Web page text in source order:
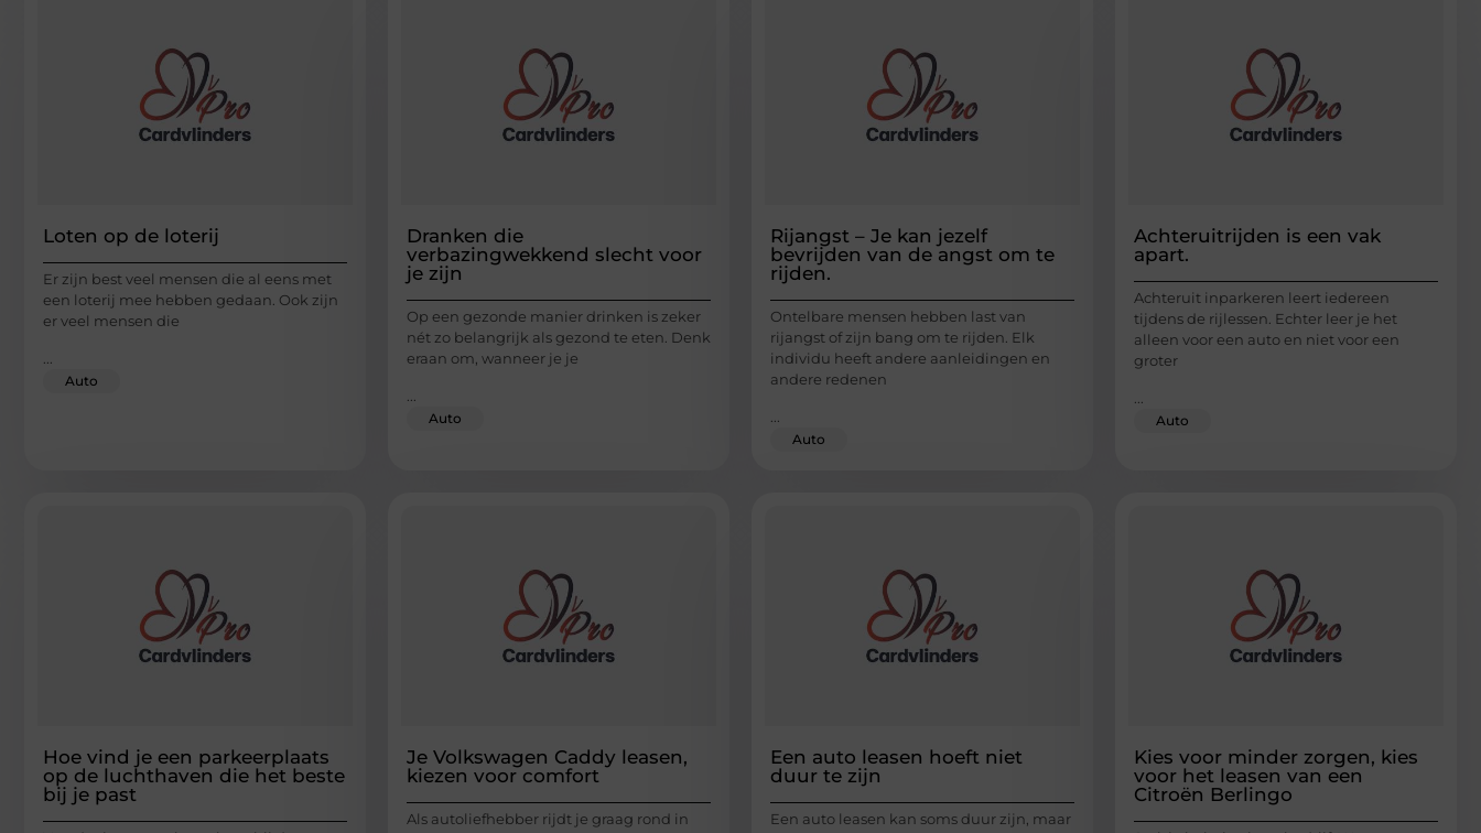
Loten op de loterij
Er zijn best veel mensen die al eens met
een loterij mee hebben gedaan. Ook zijn
er veel mensen die
Auto
Dranken die
verbazingwekkend slecht voor
je zijn
Op een gezonde manier drinken is zeker
nét zo belangrijk als gezond te eten. Denk
eraan om, wanneer je je
Auto
Rijangst – Je kan jezelf
bevrijden van de angst om te
rijden.
Ontelbare mensen hebben last van
rijangst of zijn bang om te rijden. Elk
individu heeft andere aanleidingen en
andere redenen
Auto
Achteruitrijden is een vak
apart.
Achteruit inparkeren leert iedereen
tijdens de rijlessen. Echter leer je het
alleen voor een auto en niet voor een
groter
Auto
Hoe vind je een parkeerplaats
op de luchthaven die het beste
bij je past
Je Volkswagen Caddy leasen,
kiezen voor comfort
Als autoliefhebber rijdt je graag rond in
Een auto leasen hoeft niet
duur te zijn
Een auto leasen kan soms duur zijn, maar
Kies voor minder zorgen, kies
voor het leasen van een
Citroën Berlingo